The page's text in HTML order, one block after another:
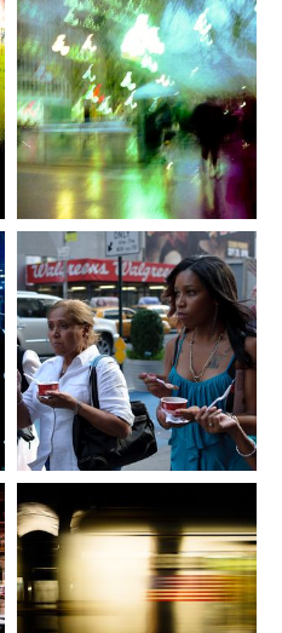
08_fran_simo_0066_DSC00051.es
.jpg
10_fran_simo_0052_DSC00019-
1_Film-Street-photography.es.jpg